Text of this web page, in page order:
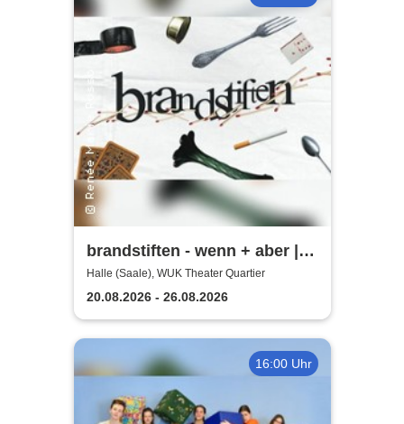
brandstiften - wenn + aber |
WUK Theater Quartier
Halle (Saale), WUK Theater Quartier
20.08.2026 - 26.08.2026
16:00 Uhr